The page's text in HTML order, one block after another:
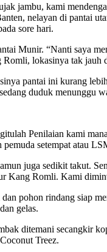
jambu, kami
nelayan di pantai
sore hari.
Munir. “Nanti saya
Romli, lokasinya tak jauh
pantai ini kurang
duduk menunggu
Penilaian kami
setempat atau
juga sedikit takut.
Kang Romli. Kami
pohon rindang siap
gelas.
ditemani secangkir
Treez.